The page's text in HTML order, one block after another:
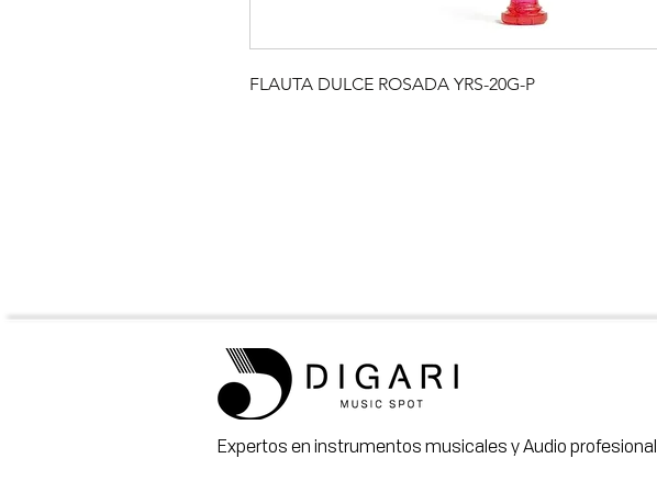
FLAUTA DULCE ROSADA YRS-20G-P
Expertos en instrumentos musicales y Audio profesional